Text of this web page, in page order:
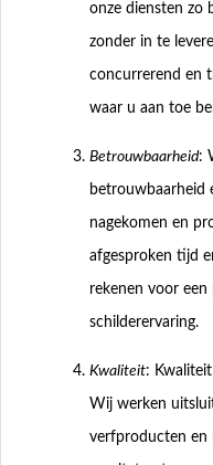
onze diensten zo
zonder in te
concurrerend en
waar u aan toe
Betrouwbaarheid:
betrouwbaarheid
nagekomen en
afgesproken tijd
rekenen voor een
schilderervaring.
Kwaliteit:
Wij werken
verfproducten en